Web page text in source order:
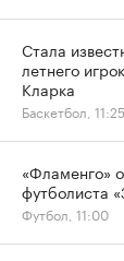
Стала
летнего
Кларка
Баскетбол, 11:25
«Фламенго»
футболиста
Футбол, 11:00